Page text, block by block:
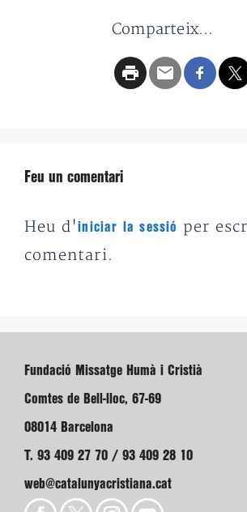
Comparteix...
Feu un comentari
Heu d'iniciar la sessió
per
comentari.
Fundació Missatge Humà i Cristià
Comtes de Bell-lloc, 67-69
08014 Barcelona
T. 93 409 27 70 / 93 409 28 10
web@catalunyacristiana.cat